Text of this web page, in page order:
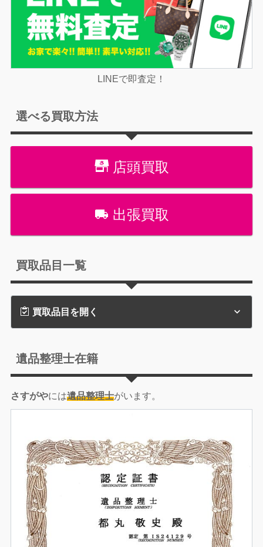
LINEで即査定！
選べる買取方法
店頭買取
出張買取
買取品目一覧
買取品目を開く
遺品整理士在籍
さすがやには遺品整理士がいます。